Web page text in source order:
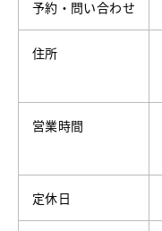
予約・問い合わせ
住所
営業時間
定休日